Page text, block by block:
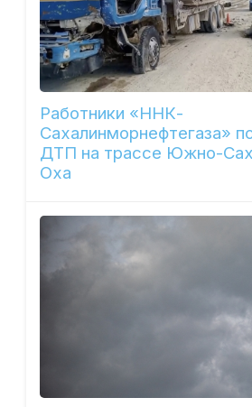
Работники «ННК-
Сахалинморнефтегаза»
ДТП на трассе Южно-
Оха